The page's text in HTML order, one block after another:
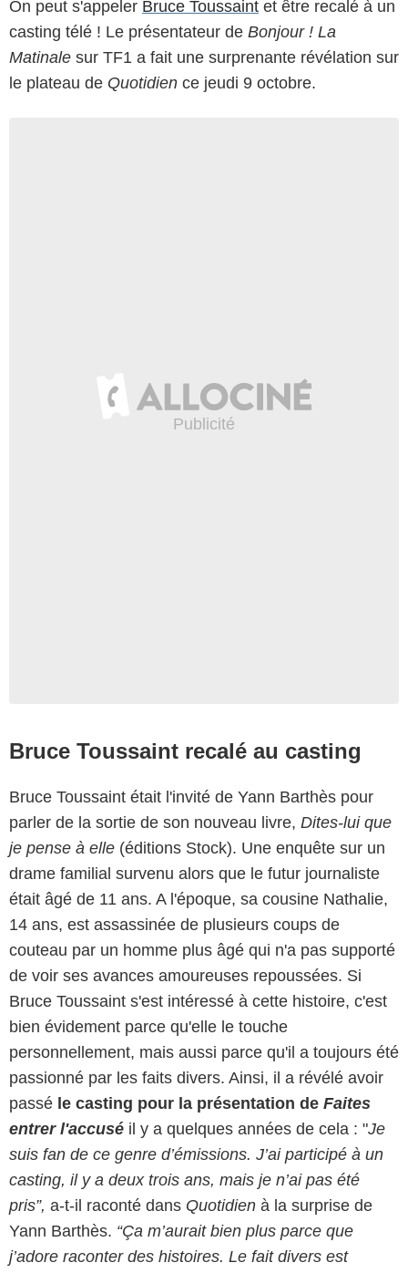
On peut s'appeler Bruce Toussaint et être recalé à un
casting télé ! Le présentateur de Bonjour ! La
Matinale sur TF1 a fait une surprenante révélation sur
le plateau de Quotidien ce jeudi 9 octobre.
Bruce Toussaint recalé au casting
Bruce Toussaint était l'invité de Yann Barthès pour
parler de la sortie de son nouveau livre, Dites-lui que
je pense à elle (éditions Stock). Une enquête sur un
drame familial survenu alors que le futur journaliste
était âgé de 11 ans. A l'époque, sa cousine Nathalie,
14 ans, est assassinée de plusieurs coups de
couteau par un homme plus âgé qui n'a pas supporté
de voir ses avances amoureuses repoussées. Si
Bruce Toussaint s'est intéressé à cette histoire, c'est
bien évidement parce qu'elle le touche
personnellement, mais aussi parce qu'il a toujours été
passionné par les faits divers. Ainsi, il a révélé avoir
passé le casting pour la présentation de Faites
entrer l'accusé il y a quelques années de cela : "Je
suis fan de ce genre d’émissions. J’ai participé à un
casting, il y a deux trois ans, mais je n’ai pas été
pris”, a-t-il raconté dans Quotidien à la surprise de
Yann Barthès. “Ça m’aurait bien plus parce que
j’adore raconter des histoires. Le fait divers est